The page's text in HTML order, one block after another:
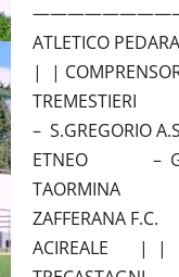
ATLETICO
| |
TREMESTIERI
–
ETNEO –
ZAFFERANA
ACIREALE | |